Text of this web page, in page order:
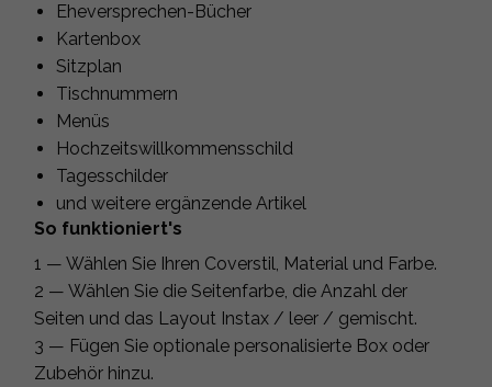
Eheversprechen-Bücher
Kartenbox
Sitzplan
Tischnummern
Menüs
Hochzeitswillkommensschild
Tagesschilder
und weitere ergänzende Artikel
So funktioniert's
1 — Wählen Sie Ihren Coverstil, Material und Farbe.
2 — Wählen Sie die Seitenfarbe, die Anzahl der
Seiten und das Layout Instax / leer / gemischt.
3 — Fügen Sie optionale personalisierte Box oder
Zubehör hinzu.